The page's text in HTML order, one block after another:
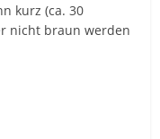
kurz (ca. 30
nicht braun werden